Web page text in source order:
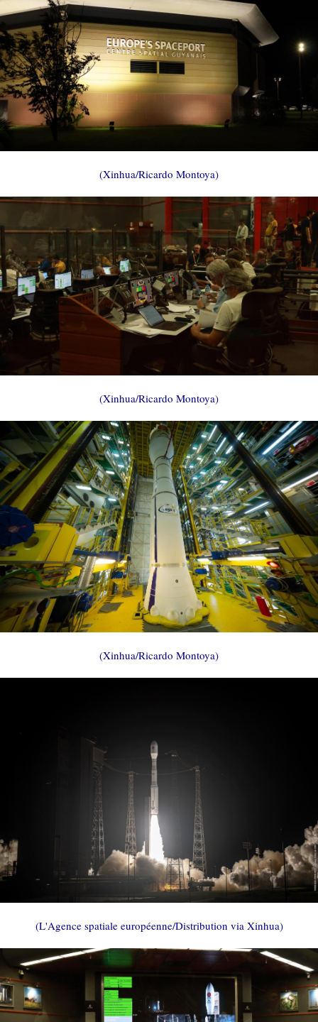
(Xinhua/Ricardo Montoya)
(Xinhua/Ricardo Montoya)
(Xinhua/Ricardo Montoya)
(L'Agence spatiale européenne/Distribution via Xinhua)